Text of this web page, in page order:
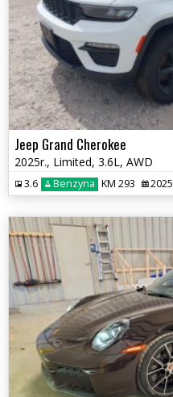
Jeep Grand Cherokee
2025r., Limited, 3.6L, AWD
3.6 Benzyna KM 293 2025